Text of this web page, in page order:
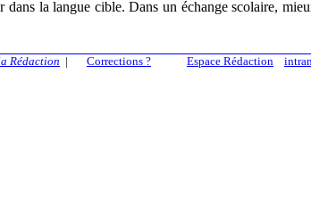
la langue cible. Dans un échange scolaire,
Espace Rédaction
Rédaction | Corrections ?